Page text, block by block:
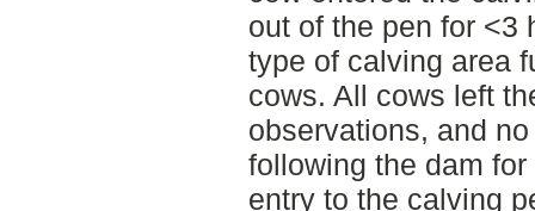
out of the pen for <3
type of calving area
cows. All cows left
observations, and
following the dam
entry to the calving